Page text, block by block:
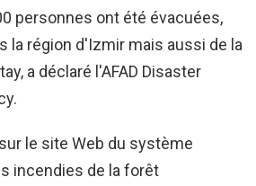
personnes ont été évacuées,
la région d'Izmir mais aussi de la
a déclaré l'AFAD Disaster
le site Web du système
incendies de la forêt